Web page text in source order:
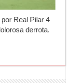
Real Pilar 4
derrota.